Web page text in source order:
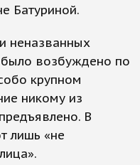
Батуриной.
неназванных
возбуждено по
крупном
никому из
В
лишь «не